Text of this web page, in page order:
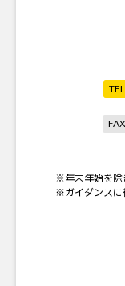
TEL
FAX
※年末年始を除
※ガイダンスに